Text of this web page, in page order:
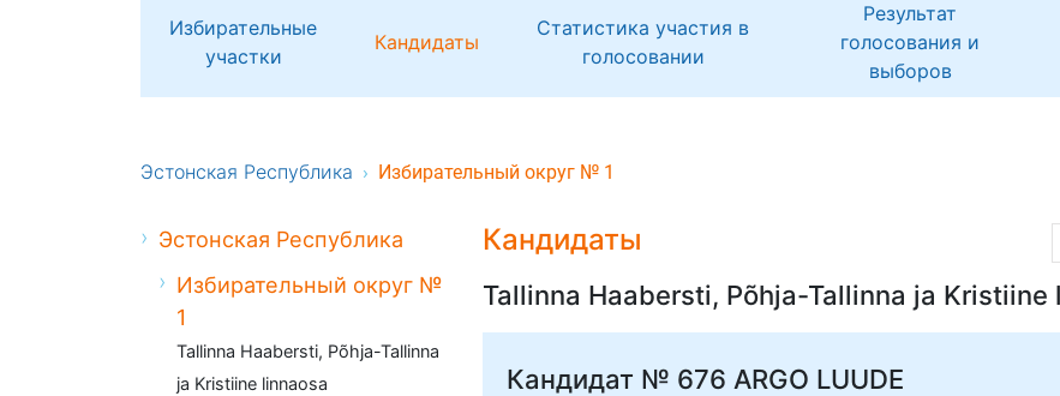
Избирательные
участки
Кандидаты
Статистика участия в
голосовании
Результат
голосования и
выборов
Эстонская Республика Избирательный округ № 1
Эстонская Республика
Избирательный округ №
1
Tallinna Haabersti, Põhja-Tallinna
ja Kristiine linnaosa
Кандидаты
Tallinna Haabersti, Põhja-Tallinna ja Kristiine
Кандидат № 676 ARGO LUUDE